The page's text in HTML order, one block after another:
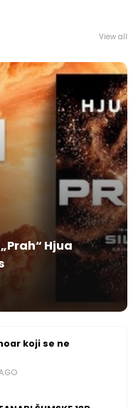
View all
Hjua
koji se ne